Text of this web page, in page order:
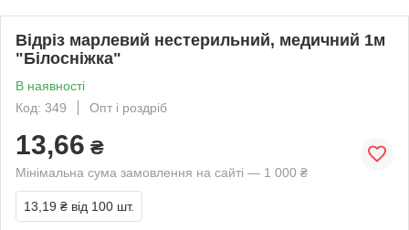
Відріз марлевий нестерильний, медичний 1м
"Білосніжка"
В наявності
Код: 349
Опт і роздріб
13,66 ₴
Мінімальна сума замовлення на сайті — 1 000 ₴
13,19 ₴ від 100 шт.